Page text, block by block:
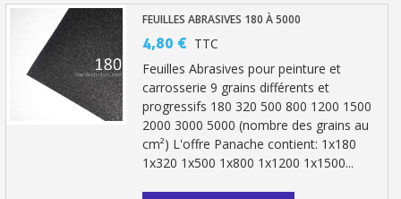
FEUILLES ABRASIVES 180 À 5000
4,80 € TTC
Feuilles Abrasives pour peinture et
carrosserie 9 grains différents et
progressifs 180 320 500 800 1200 1500
2000 3000 5000 (nombre des grains au
cm²) L'offre Panache contient: 1x180
1x320 1x500 1x800 1x1200 1x1500...